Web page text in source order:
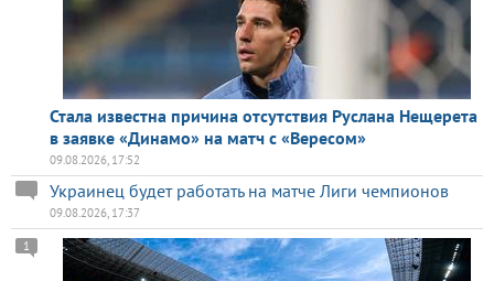
Стала известна причина отсутствия Руслана Нещерета
в заявке «Динамо» на матч с «Вересом»
09.08.2026, 17:52
Украинец будет работать на матче Лиги чемпионов
09.08.2026, 17:37
1